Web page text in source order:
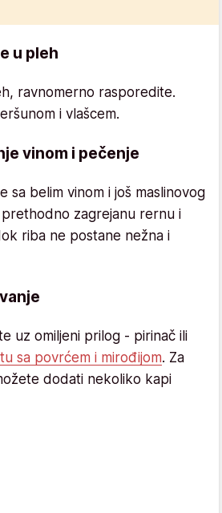
u pleh
ravnomerno rasporedite.
i vlašcem.
vinom i pečenje
sa belim vinom i još maslinovog
zagrejanu rernu i
riba ne postane nežna i
uz omiljeni prilog - pirinač ili
sa povrćem i mirođijom. Za
dodati nekoliko kapi